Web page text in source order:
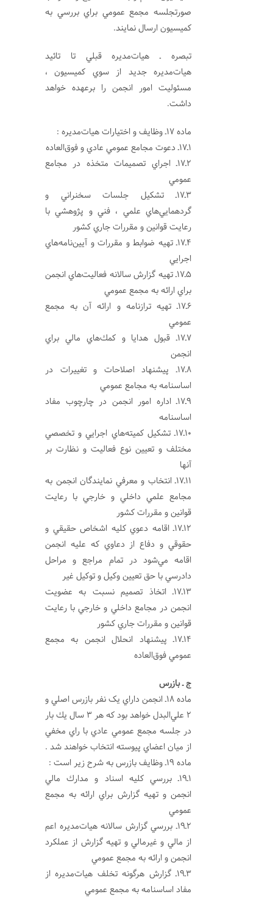
صورتجلسه مجمع عمومي براي بررسي به
کمیسیون ارسال نمايند.
تبصره ـ هيات‌مديره قبلي تا تائيد
هيات‌مديره جديد از سوي کميسيون ،
مسئوليت امور انجمن را برعهده خواهد
داشت.
ماده 17ـ وظايف و اختيارات هيات‌مديره :
1ـ17ـ دعوت مجامع عمومي عادي و فوق‌العاده
2ـ17ـ اجراي تصميمات متخذه در مجامع
عمومي
3ـ17ـ تشكيل جلسات سخنراني و
گردهمايي‌هاي علمي ، فني و پژوهشي با
رعايت قوانين و مقررات جاري كشور
4ـ17ـ تهيه ضوابط و مقررات و آيين‌نامه‌هاي
اجرايي
5ـ17ـ تهيه گزارش سالانه فعاليت‌هاي انجمن
براي ارائه به مجمع عمومي
6ـ17ـ تهيه ترازنامه و ارائه آن به مجمع
عمومي
7ـ17ـ قبول هدايا و كمك‌هاي مالي براي
انجمن
8ـ17ـ پيشنهاد اصلاحات و تغييرات در
اساسنامه به مجامع عمومي
9ـ17ـ اداره امور انجمن در چارچوب مفاد
اساسنامه
10ـ17ـ تشكيل كميته‌هاي اجرايي و تخصصي
مختلف و تعيين نوع فعاليت و نظارت بر
آنها
11ـ17ـ انتخاب و معرفي نمايندگان انجمن به
مجامع علمي داخلي و خارجي با رعايت
قوانين و مقررات كشور
12ـ17ـ اقامه دعوي كليه اشخاص حقيقي و
حقوقي و دفاع از دعاوي كه عليه انجمن
اقامه مي‌شود در تمام مراجع و مراحل
دادرسي با حق تعيين وكيل و توكيل غير
13ـ17ـ اتخاذ تصميم نسبت به عضويت
انجمن در مجامع داخلي و خارجي با رعايت
قوانين و مقررات جاري كشور
14ـ17ـ پيشنهاد انحلال انجمن به مجمع
عمومي فوق‌العاده
ج ـ بازرس
ماده 18ـ انجمن داراي یک نفر بازرس اصلي و
2 علي‌البدل خواهد بود كه هر 3 سال يك بار
در جلسه مجمع عمومي عادي با راي مخفي
از ميان اعضاي پيوسته انتخاب خواهند شد .
ماده 19ـ وظايف بازرس به شرح زير است :
1ـ19ـ بررسي كليه اسناد و مدارك مالي
انجمن و تهيه گزارش براي ارائه به مجمع
عمومي
2ـ19ـ بررسي گزارش سالانه هيات‌مديره اعم
از مالي و غيرمالي و تهيه گزارش از عملكرد
انجمن و ارائه به مجمع عمومي
3ـ19ـ گزارش هرگونه تخلف هيات‌مديره از
مفاد اساسنامه به مجمع عمومي